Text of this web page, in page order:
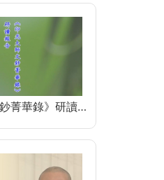
鈔菁華錄》研讀…